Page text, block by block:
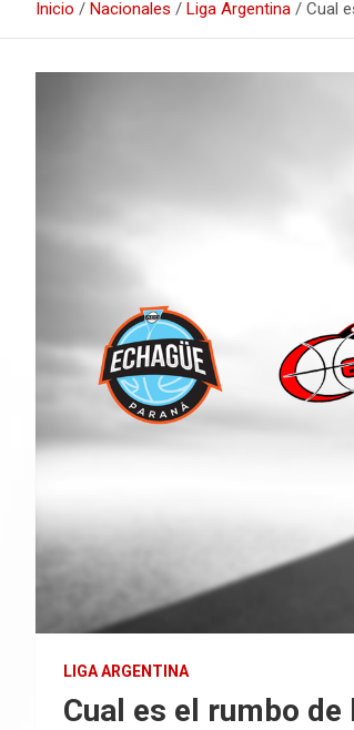
Inicio Nacionales Liga Argentina Cual
LIGA ARGENTINA
Cual es el rumbo